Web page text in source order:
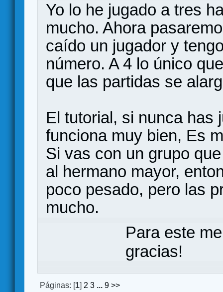
Yo lo he jugado a tres
mucho. Ahora
caído un jugador y
número. A 4 lo único
que las partidas se
El tutorial, si nunca has
funciona muy bien, Es
Si vas con un grupo
al hermano mayor,
poco pesado, pero las
mucho.
Para este
gracias!
Páginas: [1] 2 3 ... 9 >>